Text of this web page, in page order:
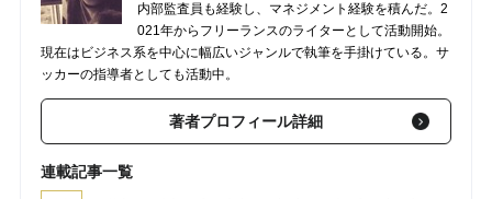
内部監査員も経験し、マネジメント経験を積んだ。2
021年からフリーランスのライターとして活動開始。
現在はビジネス系を中心に幅広いジャンルで執筆を手掛けている。サ
ッカーの指導者としても活動中。
著者プロフィール詳細
連載記事一覧